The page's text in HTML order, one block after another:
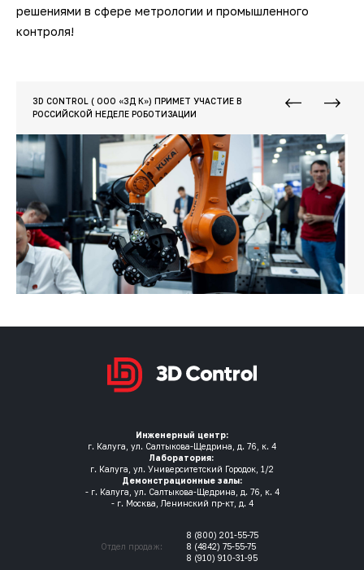
решениями в сфере метрологии и промышленного
контроля!
3D CONTROL ( ООО «3Д К») ПРИМЕТ УЧАСТИЕ В
РОССИЙСКОЙ НЕДЕЛЕ РОБОТИЗАЦИИ
Инженерный центр:
г. Калуга, ул. Салтыкова-Щедрина, д. 76, к. 4
Лаборатория:
г. Калуга, ул. Университетский Городок, 1/2
Демонстрационные залы:
- г. Калуга, ул. Салтыкова-Щедрина, д. 76, к. 4
- г. Москва, Ленинский пр-кт, д. 4
Отдел продаж:
8 (800) 201-55-75
8 (4842) 75-55-75
8 (910) 910-31-95